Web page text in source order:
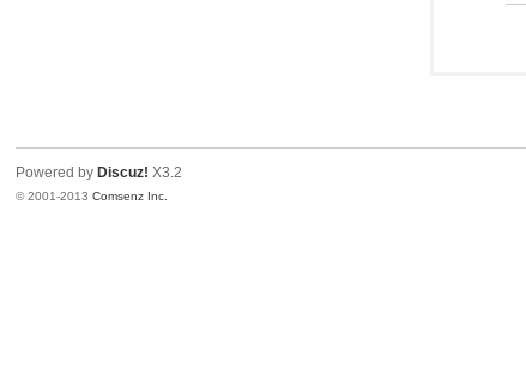
Powered by Discuz! X3.2
© 2001-2013Comsenz Inc.